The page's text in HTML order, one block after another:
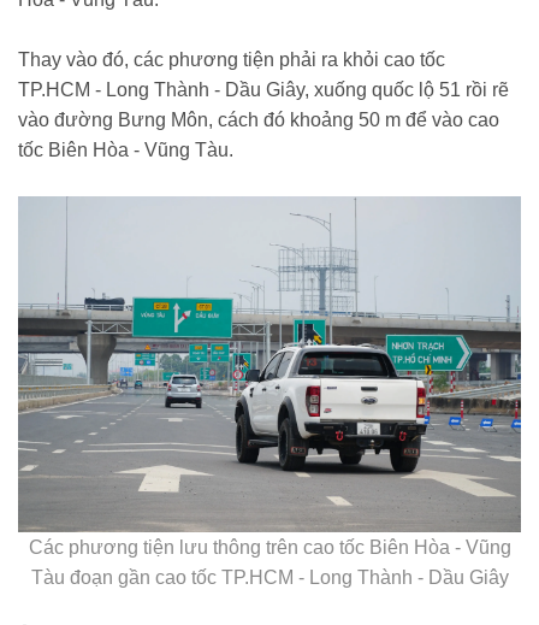
Thay vào đó, các phương tiện phải ra khỏi cao tốc
TP.HCM - Long Thành - Dầu Giây, xuống quốc lộ 51 rồi rẽ
vào đường Bưng Môn, cách đó khoảng 50 m để vào cao
tốc Biên Hòa - Vũng Tàu.
Các phương tiện lưu thông trên cao tốc Biên Hòa - Vũng
Tàu đoạn gần cao tốc TP.HCM - Long Thành - Dầu Giây